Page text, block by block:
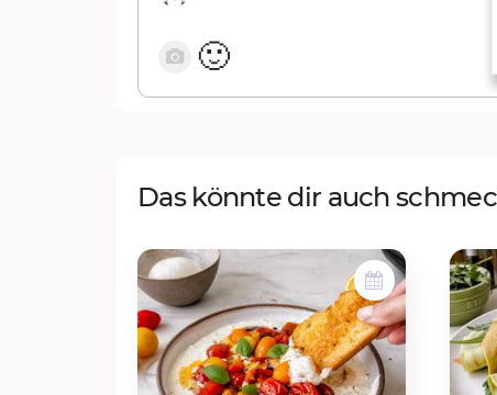
🙂
Das könnte dir auch